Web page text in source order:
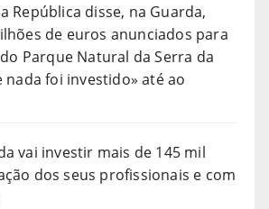
República disse, na Guarda,
de euros anunciados para
Parque Natural da Serra da
nada foi investido» até ao
vai investir mais de 145 mil
dos seus profissionais e com